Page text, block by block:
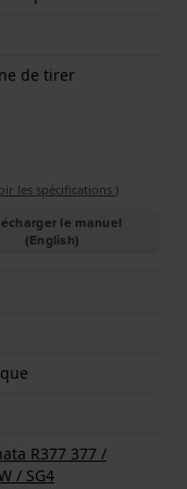
de tirer
les spécifications )
le manuel
(English)
R377 377 /
/ SG4